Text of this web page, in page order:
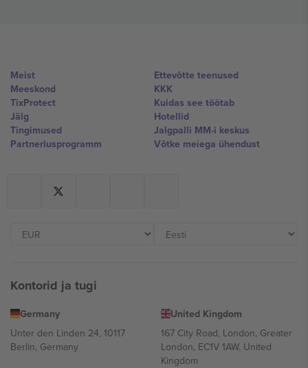
Meist
Meeskond
TixProtect
Jälg
Tingimused
Partnerlusprogramm
Ettevõtte teenused
KKK
Kuidas see töötab
Hotellid
Jalgpalli MM-i keskus
Võtke meiega ühendust
Kontorid ja tugi
Germany
Unter den Linden 24, 10117
Berlin, Germany
United Kingdom
167 City Road, London, Greater
London, EC1V 1AW, United
Kingdom